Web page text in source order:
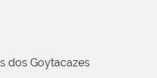
dos Goytacazes